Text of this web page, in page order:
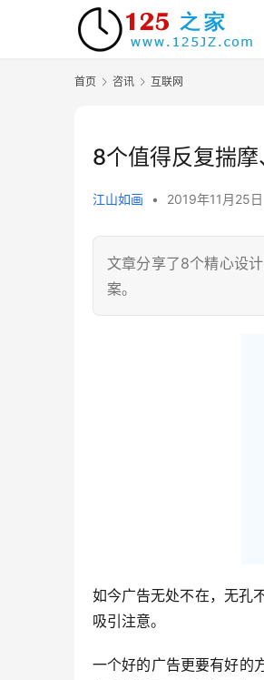
首页 咨讯 互联网
8个值得反复揣
江山如画 • 2019年11月25
文章分享了8个精心设
案。
如今广告无处不在，无孔
吸引注意。
一个好的广告更要有好的